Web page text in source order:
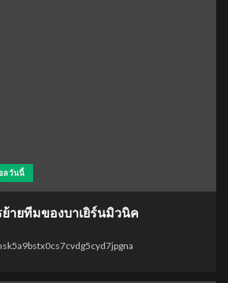
ลวันนี้
ายทีมของบาเยิร์นมิวนิค